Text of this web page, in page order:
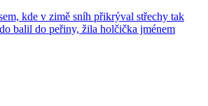
kde v zimě sníh přikrýval střechy tak
balil do peřiny, žila holčička jménem